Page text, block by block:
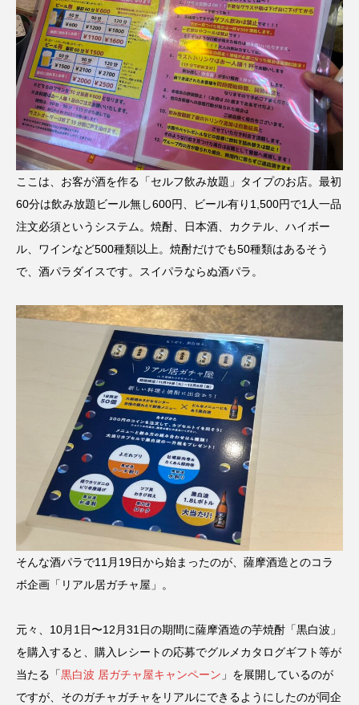
ここは、お客が酒を作る「セルフ飲み放題」タイプのお店。最初
60分は飲み放題ビール無し600円、ビール有り1,500円で1人一品
注文必須というシステム。焼酎、日本酒、カクテル、ハイボー
ル、ワインなど500種類以上。焼酎だけでも50種類はあるそう
で、酒パラダイスです。スイパラならぬ酒パラ。
そんな酒パラで11月19日から始まったのが、薩摩酒造とのコラ
ボ企画「リアル居ガチャ屋」。
元々、10月1日〜12月31日の期間に薩摩酒造の芋焼酎「黒白波」
を購入すると、購入レシートの応募でグルメカタログギフト等が
当たる「黒白波 居ガチャ屋キャンペーン 」を展開しているのが
ですが、そのガチャガチャをリアルにできるようにしたのが同企